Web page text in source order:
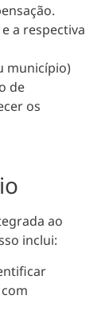
a respectiva
município)
de
os
ao
inclui: